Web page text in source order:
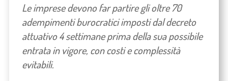
Le imprese devono far partire gli oltre 70
adempimenti burocratici imposti dal decreto
attuativo 4 settimane prima della sua possibile
entrata in vigore, con costi e complessità
evitabili.